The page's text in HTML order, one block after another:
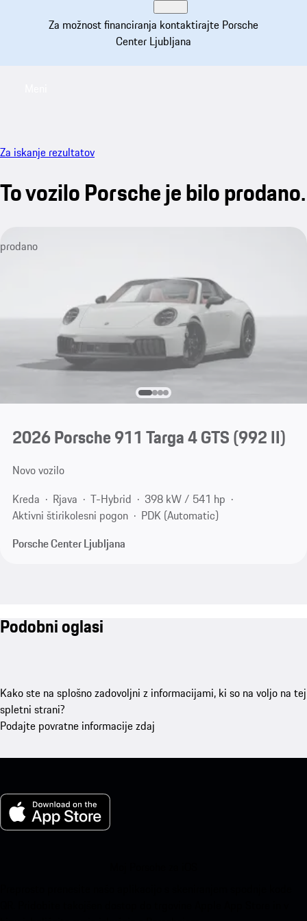
Za možnost financiranja kontaktirajte Porsche
Center Ljubljana
Za iskanje rezultatov
To vozilo Porsche je bilo prodano.
prodano
2026 Porsche 911 Targa 4 GTS(992 II)
Novo vozilo
Kreda
Rjava T-Hybrid
398 kW / 541 hp
Aktivni štirikolesni pogon
PDK (Automatic)
Porsche Center Ljubljana
Podobni oglasi
Kako ste na splošno zadovoljni z informacijami, ki so na voljo na tej
spletni strani?
Podajte povratne informacije zdaj